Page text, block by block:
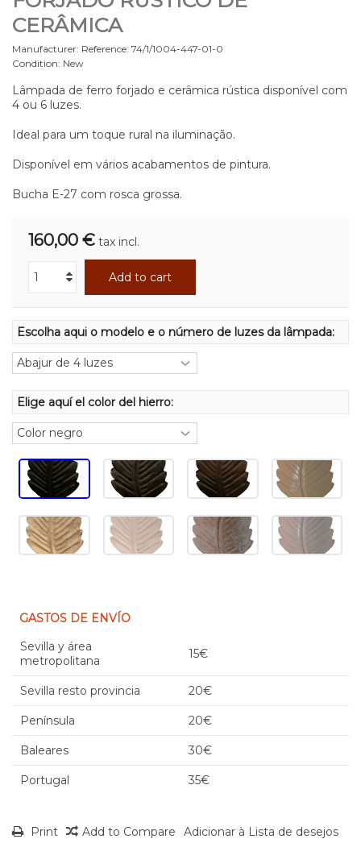
CERÂMICA
Manufacturer: Reference: 74/1/1004-447-01-0
Condition: New
Lâmpada de ferro forjado e cerâmica rústica disponível com
4 ou 6 luzes.
Ideal para um toque rural na iluminação.
Disponível em vários acabamentos de pintura.
Bucha E-27 com rosca grossa.
160,00 € tax incl.
Add to cart
Escolha aqui o modelo e o número de luzes da lâmpada:
Elige aquí el color del hierro:
GASTOS DE ENVÍO
Sevilla y área
metropolitana
15€
Sevilla resto provincia 20€
Península 20€
Baleares 30€
Portugal 35€
Print Add to Compare Adicionar à Lista de desejos